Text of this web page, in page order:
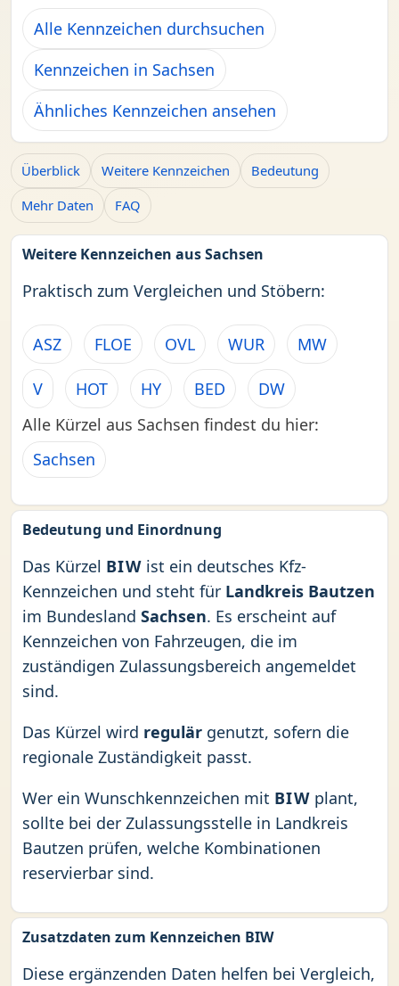
Alle Kennzeichen durchsuchen
Kennzeichen in Sachsen
Ähnliches Kennzeichen ansehen
Überblick Weitere Kennzeichen
Bedeutung
Mehr Daten
FAQ
Weitere Kennzeichen aus Sachsen
Praktisch zum Vergleichen und Stöbern:
ASZ FLOE OVL WUR MW
V HOT HY BED
DW
Alle Kürzel aus Sachsen findest du hier:
Sachsen
Bedeutung und Einordnung
Das Kürzel BIW ist ein deutsches Kfz-
Kennzeichen und steht für Landkreis Bautzen
im Bundesland Sachsen. Es erscheint auf
Kennzeichen von Fahrzeugen, die im
zuständigen Zulassungsbereich angemeldet
sind.
Das Kürzel wird regulär genutzt, sofern die
regionale Zuständigkeit passt.
Wer ein Wunschkennzeichen mit BIW plant,
sollte bei der Zulassungsstelle in Landkreis
Bautzen prüfen, welche Kombinationen
reservierbar sind.
Zusatzdaten zum Kennzeichen BIW
Diese ergänzenden Daten helfen bei Vergleich,